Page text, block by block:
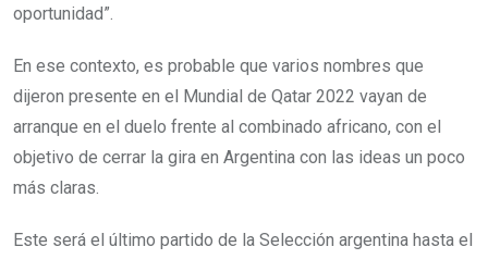
oportunidad”.
En ese contexto, es probable que varios nombres que
dijeron presente en el Mundial de Qatar 2022 vayan de
arranque en el duelo frente al combinado africano, con el
objetivo de cerrar la gira en Argentina con las ideas un poco
más claras.
Este será el último partido de la Selección argentina hasta el